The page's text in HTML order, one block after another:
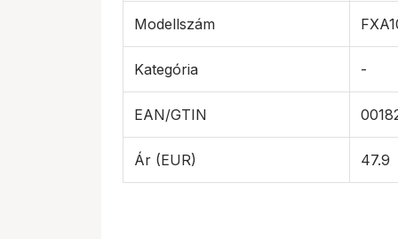
Modellszám
Kategória -
EAN/GTIN
Ár (EUR) 47.9